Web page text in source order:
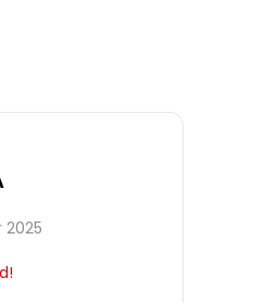
2025